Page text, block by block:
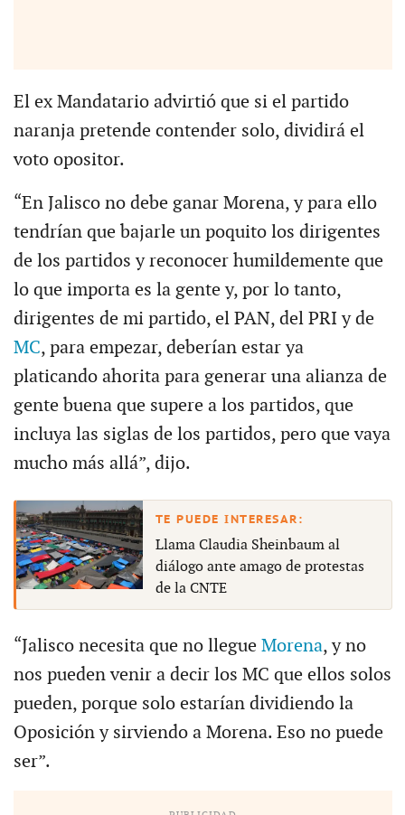
El ex Mandatario advirtió que si el partido
naranja pretende contender solo, dividirá el
voto opositor.
“En Jalisco no debe ganar Morena, y para ello
tendrían que bajarle un poquito los dirigentes
de los partidos y reconocer humildemente que
lo que importa es la gente y, por lo tanto,
dirigentes de mi partido, el PAN, del PRI y de
MC, para empezar, deberían estar ya
platicando ahorita para generar una alianza de
gente buena que supere a los partidos, que
incluya las siglas de los partidos, pero que vaya
mucho más allá”, dijo.
Llama Claudia Sheinbaum al
diálogo ante amago de protestas
de la CNTE
“Jalisco necesita que no llegue Morena, y no
nos pueden venir a decir los MC que ellos solos
pueden, porque solo estarían dividiendo la
Oposición y sirviendo a Morena. Eso no puede
ser”.